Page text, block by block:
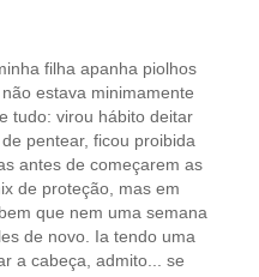
filha apanha piolhos
estava minimamente
tudo: virou hábito deitar
pentear, ficou proibida
antes de começarem as
de proteção, mas em
que nem uma semana
de novo. Ia tendo uma
a cabeça, admito... se